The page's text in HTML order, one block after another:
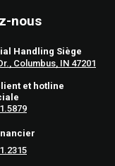
nous
Handling Siège
Columbus, IN 47201
et hotline